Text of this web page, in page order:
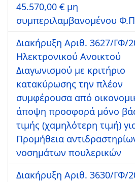
45.570,00 € μη
συμπεριλαμβανομένου
Διακήρυξη Αριθ. 3627/ΓΦ/
Ηλεκτρονικού Ανοικτού
Διαγωνισμού με κριτήριο
κατακύρωσης την πλέον
συμφέρουσα από
άποψη προσφορά μόνο
τιμής (χαμηλότερη τιμή)
Προμήθεια
νοσημάτων πουλερικών
Διακήρυξη Αριθ. 3630/ΓΦ/